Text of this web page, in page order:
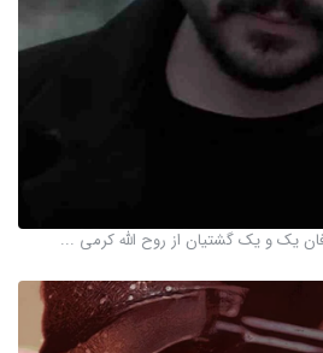
یک و یک گشتیان از روح الله کرمی ...